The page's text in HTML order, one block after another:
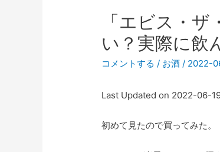
「エビス・
い？実際に飲
コメントする / お酒 / 2022-
Last Updated on 2022-06-
初めて見たので買ってみた。